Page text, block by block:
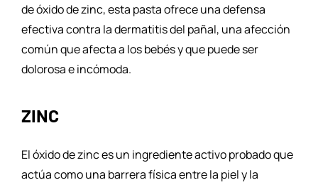
de óxido de zinc, esta pasta ofrece una defensa
efectiva contra la dermatitis del pañal, una afección
común que afecta a los bebés y que puede ser
dolorosa e incómoda.
ZINC
El óxido de zinc es un ingrediente activo probado que
actúa como una barrera física entre la piel y la